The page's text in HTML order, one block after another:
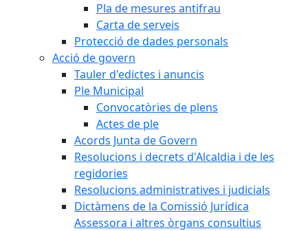
Pla de mesures antifrau
Carta de serveis
Protecció de dades personals
Acció de govern
Tauler d'edictes i anuncis
Ple Municipal
Convocatòries de plens
Actes de ple
Acords Junta de Govern
Resolucions i decrets d'Alcaldia i de les
regidories
Resolucions administratives i judicials
Dictàmens de la Comissió Jurídica
Assessora i altres òrgans consultius